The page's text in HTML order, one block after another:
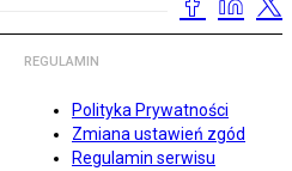
REGULAMIN
Polityka Prywatności
Zmiana ustawień zgód
Regulamin serwisu